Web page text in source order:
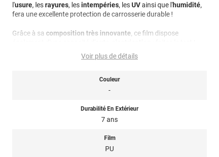
l'usure, lesrayures, lesintempéries, lesUVainsi que l'humidité,
fera une excellente protection de carrosserie durable !
Grâce à sa composition très innovante , ce film dispose
Après une rayure, c'est la température ambiante qui aidera le film
Ce film PPF transparent mat a une durabilité pouvant atteindre
7 ans, s'il est posé et entretenu dans les bonnes conditions. Il
protection. Celui-ci se trouve sur le côté du film en contact avec
la carrosserie de votre voiture. Vous devrez le retirer lors de la
Afin de vous rendre compte de sa qualité et de son rendu,
Voir plus de détails
Couleur
-
Durabilité En Extérieur
7 ans
Film
PU